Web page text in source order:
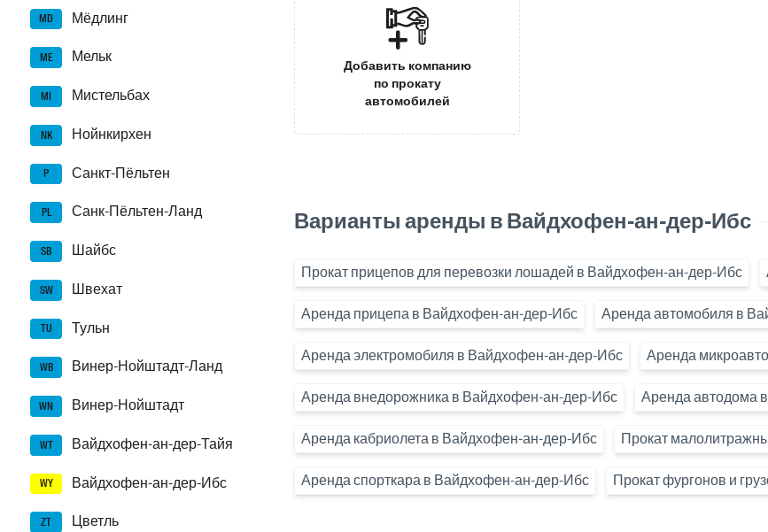
MD Мёдлинг
ME Мельк
MI Мистельбах
NK Нойнкирхен
P Санкт-Пёльтен
PL Санк-Пёльтен-Ланд
SB Шайбс
SW Швехат
TU Тульн
WB Винер-Нойштадт-Ланд
WN Винер-Нойштадт
WT Вайдхофен-ан-дер-Тайя
WY Вайдхофен-ан-дер-Ибс
ZT Цветль
Добавить компанию
по прокату
автомобилей
Варианты аренды в Вайдхофен-ан-дер-Ибс
Прокат прицепов для перевозки лошадей в Вайдхофен-ан-дер-Ибс
Аренда прицепа в Вайдхофен-ан-дер-Ибс Аренда автомобиля в
Аренда электромобиля в Вайдхофен-ан-дер-Ибс Аренда
Аренда внедорожника в Вайдхофен-ан-дер-Ибс Аренда автодома
Аренда кабриолета в Вайдхофен-ан-дер-Ибс Прокат
Аренда спорткара в Вайдхофен-ан-дер-Ибс Прокат фургонов и